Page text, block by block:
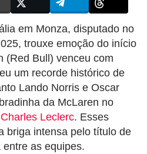
em Monza, disputado no
trouxe emoção do início
(Red Bull) venceu com
um recorde histórico de
Lando Norris e Oscar
da McLaren no
Charles Leclerc. Esses
briga intensa pelo título de
as equipes.